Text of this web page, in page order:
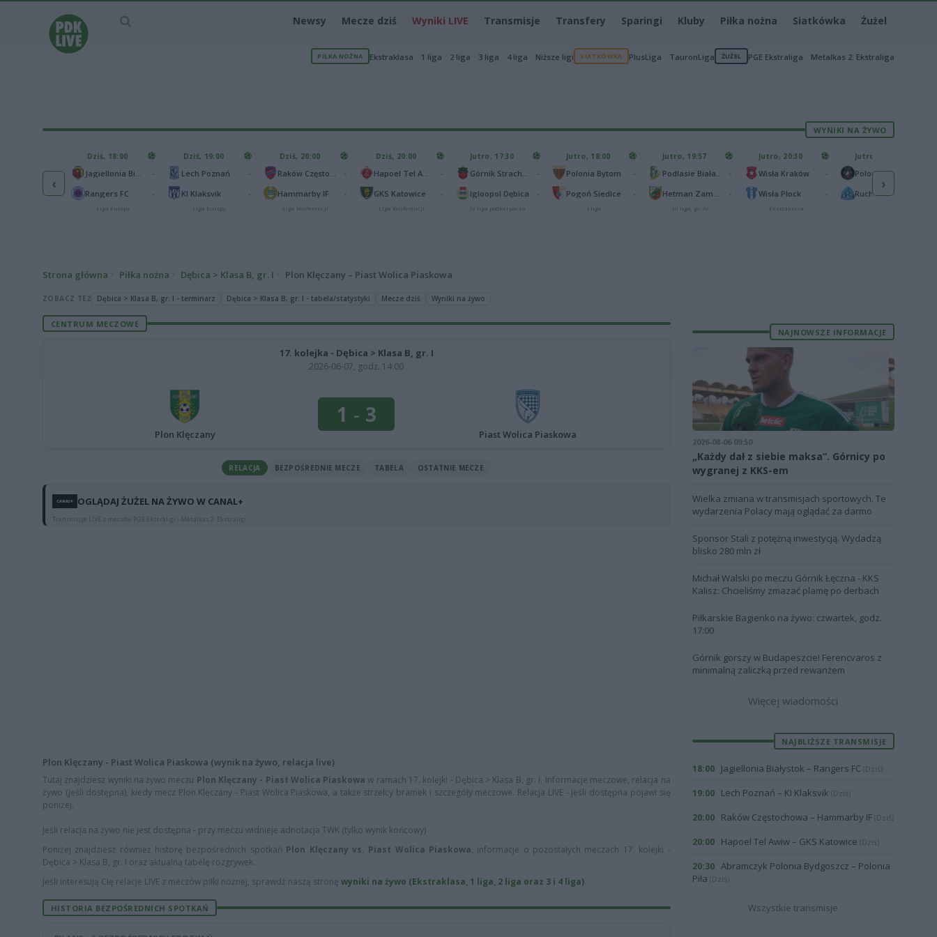
Newsy Mecze dziś Wyniki LIVE Transmisje Transfery Sparingi Kluby Piłka nożna Siatkówka Żużel
PIŁKA NOŻNA Ekstraklasa 1 liga 2 liga 3 liga 4 liga Niższe ligi SIATKÓWKA PlusLiga TauronLiga ŻUŻEL PGE Ekstraliga Metalkas 2. Ekstraliga
WYNIKI NA ŻYWO
‹
Ferencvaros Budapeszt 1
Zabrze 0
Dziś, 18:00
Rangers FC
Liga Europy
Dziś, 19:00
Lech Poznań
KI Klaksvik
Liga Europy
Dziś, 20:00
Hammarby IF
Liga Konferencji
Dziś, 20:00
GKS Katowice
Liga Konferencji
Jutro, 17:30
Igloopol Dębica
IV liga podkarpacka
Jutro, 18:00
Polonia Bytom
Pogoń Siedlce
I liga
Jutro, 19:57
III liga, gr. IV
Jutro, 20:30
Wisła Kraków
Wisła Płock
Ekstraklasa
Jutro, 20:30
Ruch Chorzów
›
Strona główna Piłka nożna Dębica > Klasa B, gr. I Plon Klęczany – Piast Wolica Piaskowa
ZOBACZ TEŻ Dębica > Klasa B, gr. I - terminarz Dębica > Klasa B, gr. I - tabela/statystyki Mecze dziś Wyniki na żywo
CENTRUM MECZOWE
17. kolejka - Dębica > Klasa B, gr. I
2026-06-07, godz. 14:00
Plon Klęczany
1 - 3
Piast Wolica Piaskowa
RELACJA BEZPOŚREDNIE MECZE TABELA OSTATNIE MECZE
OGLĄDAJ ŻUŻEL NA ŻYWO W CANAL+
Transmisje LIVE z meczów PGE Ekstraligi i Metalkas 2. Ekstraligi
Plon Klęczany - Piast Wolica Piaskowa (wynik na żywo, relacja live)
Tutaj znajdziesz wyniki na żywo meczu Plon Klęczany - Piast Wolica Piaskowa w ramach 17. kolejki - Dębica > Klasa B, gr. I. Informacje meczowe, relacja na
żywo (jeśli dostępna), kiedy mecz Plon Klęczany - Piast Wolica Piaskowa, a także strzelcy bramek i szczegóły meczowe. Relacja LIVE - jeśli dostępna pojawi się
poniżej.
Jeśli relacja na żywo nie jest dostępna - przy meczu widnieje adnotacja TWK (tylko wynik końcowy)
Poniżej znajdziesz również historę bezpośrednich spotkań Plon Klęczany vs. Piast Wolica Piaskowa, informacje o pozostałych meczach 17. kolejki -
Dębica > Klasa B, gr. I oraz aktualną tabelę rozgrywek.
Jeśli interesują Cię relacje LIVE z meczów piłki nożnej, sprawdź naszą stronę wyniki na żywo (Ekstraklasa, 1 liga, 2 liga oraz 3 i 4 liga).
HISTORIA BEZPOŚREDNICH SPOTKAŃ
NAJNOWSZE INFORMACJE
2026-08-06 09:50
„Każdy dał z siebie maksa”. Górnicy po
wygranej z KKS-em
Wielka zmiana w transmisjach sportowych. Te
wydarzenia Polacy mają oglądać za darmo
Sponsor Stali z potężną inwestycją. Wydadzą
blisko 280 mln zł
Michał Walski po meczu Górnik Łęczna - KKS
Kalisz: Chcieliśmy zmazać plamę po derbach
Piłkarskie Bagienko na żywo: czwartek, godz.
17:00
Górnik gorszy w Budapeszcie! Ferencvaros z
minimalną zaliczką przed rewanżem
Więcej wiadomości
NAJBLIŻSZE TRANSMISJE
18:00 Jagiellonia Białystok – Rangers FC (Dziś)
19:00 Lech Poznań – KI Klaksvik (Dziś)
20:00 Raków Częstochowa – Hammarby IF (Dziś)
20:00 Hapoel Tel Awiw – GKS Katowice (Dziś)
20:30 Abramczyk Polonia Bydgoszcz – Polonia
Piła (Dziś)
Wszystkie transmisje